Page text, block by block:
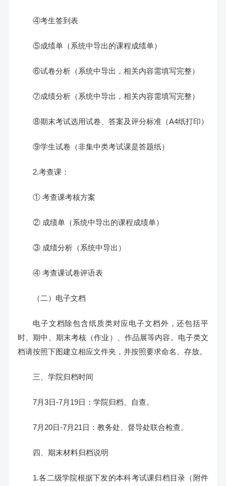
④考生签到表
⑤成绩单（系统中导出的课程成绩单）
⑥试卷分析（系统中导出，相关内容需填写完整）
⑦成绩分析（系统中导出，相关内容需填写完整）
⑧期末考试选用试卷、答案及评分标准（A4纸打印）
⑨学生试卷（非集中类考试课是答题纸）
2.考查课：
① 考查课考核方案
② 成绩单（系统中导出的课程成绩单）
③ 成绩分析（系统中导出）
④ 考查课试卷评语表
（二）电子文档
电子文档除包含纸质类对应电子文档外，还包括平
时、期中、期末考核（作业）、作品展等内容。电子类文
档请按照下图建立相应文件夹，并按照要求命名、存放。
三、学院归档时间
7月3日-7月19日：学院归档、自查。
7月20日-7月21日：教务处、督导处联合检查。
四、期末材料归档说明
1.各二级学院根据下发的本科考试课归档目录（附件